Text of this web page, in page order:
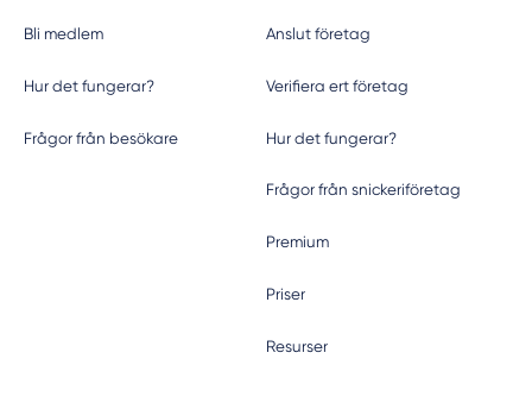
Bli medlem
Hur det fungerar?
Frågor från besökare
Anslut företag
Verifiera ert företag
Hur det fungerar?
Frågor från snickeriföretag
Premium
Priser
Resurser